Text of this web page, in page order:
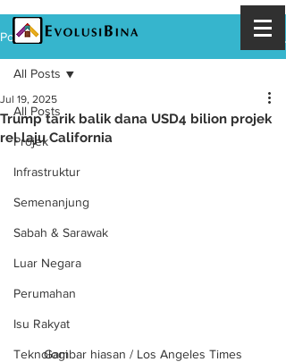
Post
All Posts
Projek
Infrastruktur
Semenanjung
Sabah & Sarawak
Luar Negara
Perumahan
Isu Rakyat
Teknologi
All Posts
Trump tarik balik dana USD4 bilion projek
rel laju California
Jul 19, 2025
Gambar hiasan / Los Angeles Times